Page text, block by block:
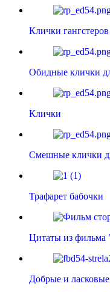
Клички гангстеров
Обидные клички
Клички
Смешные клички
Трафарет бабочки
Цитаты из фильма
Добрые и